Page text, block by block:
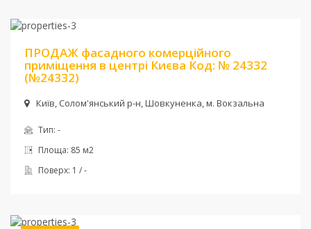
ПРОДАЖ фасадного комерційного
приміщення в центрі Києва Код: № 24332
(№24332)
Київ, Солом'янський р-н, Шовкуненка, м. Вокзальна
Тип: -
Площа: 85 м2
Поверх: 1 / -